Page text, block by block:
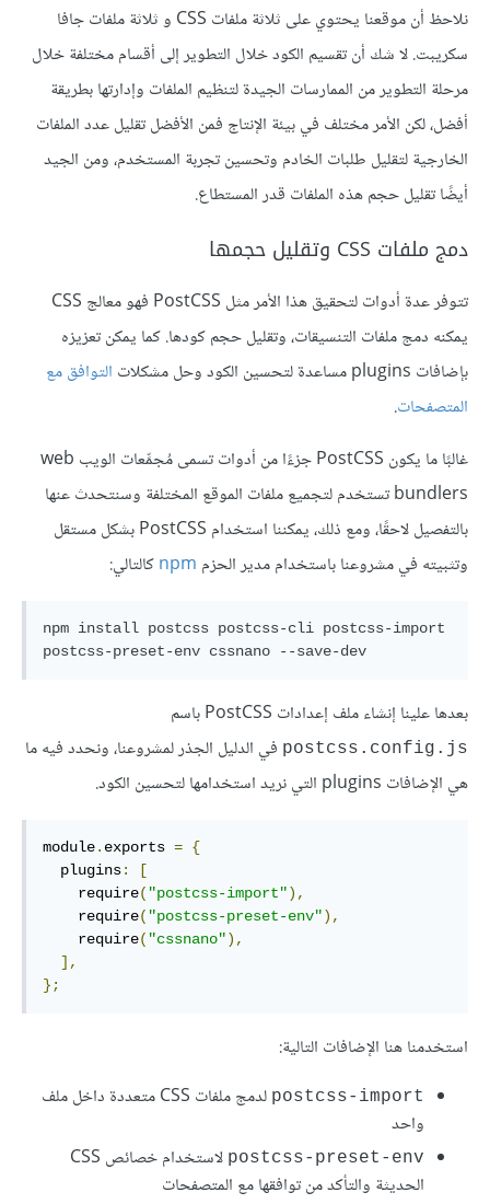
نلاحظ أن موقعنا يحتوي على ثلاثة ملفات CSS و ثلاثة ملفات جافا
سكريبت. لا شك أن تقسيم الكود خلال التطوير إلى أقسام مختلفة خلال
مرحلة التطوير من الممارسات الجيدة لتنظيم الملفات وإدارتها بطريقة
أفضل، لكن الأمر مختلف في بيئة الإنتاج فمن الأفضل تقليل عدد الملفات
الخارجية لتقليل طلبات الخادم وتحسين تجربة المستخدم، ومن الجيد
أيضًا تقليل حجم هذه الملفات قدر المستطاع.
دمج ملفات CSS وتقليل حجمها
تتوفر عدة أدوات لتحقيق هذا الأمر مثل PostCSS فهو معالج CSS
يمكنه دمج ملفات التنسيقات، وتقليل حجم كودها. كما يمكن تعزيزه
بإضافات plugins مساعدة لتحسين الكود وحل مشكلات
التوافق مع
المتصفحات.
غالبًا ما يكون PostCSS جزءًا من أدوات تسمى مُجمِّعات الويب web
bundlers تستخدم لتجميع ملفات الموقع المختلفة وسنتحدث عنها
بالتفصيل لاحقًا، ومع ذلك، يمكننا استخدام PostCSS بشكل مستقل
وتثبيته في مشروعنا باستخدام مدير الحزم npmكالتالي:
npm install postcss postcss-cli postcss-import
بعدها علينا إنشاء ملف إعدادات PostCSS باسم
postcss.config.js في الدليل الجذر لمشروعنا، ونحدد فيه ما
هي الإضافات plugins التي نريد استخدامها لتحسين الكود.
module. exports = {
  plugins
:
[
    require
( "postcss-import"),
    require
( "postcss-preset-env"),
    require
( "cssnano"),
],
};
استخدمنا هنا الإضافات التالية:
postcss-import
لدمج ملفات CSS متعددة داخل ملف
واحد
postcss-preset-env
لاستخدام خصائص CSS
الحديثة والتأكد من توافقها مع المتصفحات